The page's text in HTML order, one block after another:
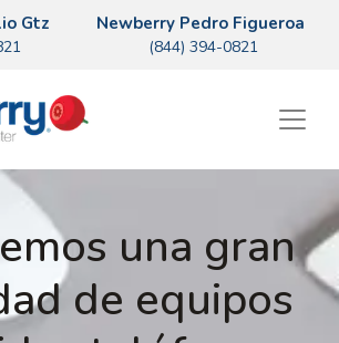
Gtz Newberry Pedro Figueroa
(844) 394-0821
una gran
de equipos